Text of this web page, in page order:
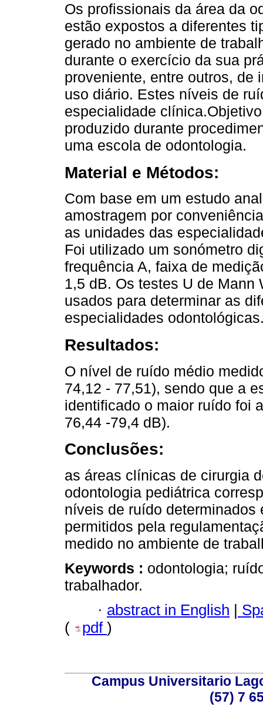
Os profissionais da área da
estão expostos a diferentes
gerado no ambiente de
durante o exercício da sua
proveniente, entre outros, de
uso diário. Estes níveis de
especialidade
produzido durante
uma escola de odontologia.
Material e Métodos:
Com base em um estudo
amostragem por
as unidades das
Foi utilizado um sonómetro
frequência A, faixa de
1,5 dB. Os testes U de
usados para determinar as
especialidades
Resultados:
O nível de ruído médio
74,12 - 77,51), sendo que a
identificado o maior ruído foi
76,44 -79,4 dB).
Conclusões:
as áreas clínicas de cirurgia
odontologia pediátrica
níveis de ruído
permitidos pela
medido no ambiente de
Keywords : odontologia;
trabalhador.
· abstract in English
(
pdf )
Campus Universitario
(57) 7